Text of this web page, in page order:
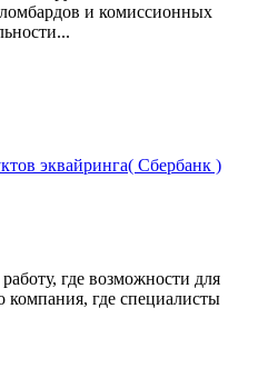
ломбардов и комиссионных
эквайринга( Сбербанк )
где возможности для
компания, где специалисты